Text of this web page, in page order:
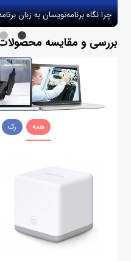
چرا نگاه برنامه‌نویسان به زبان
بررسی و مقایسه
همه رک